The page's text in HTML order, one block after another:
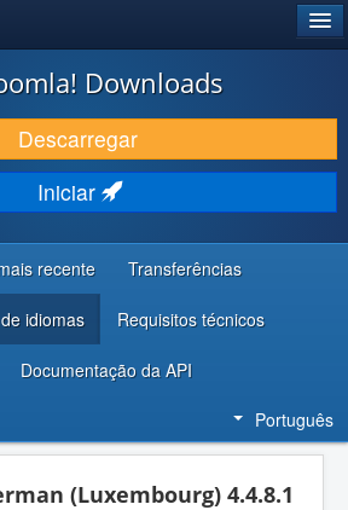
Downloads
Descarregar
Iniciar
recente Transferências
idiomas Requisitos técnicos
Documentação da API
Português
(Luxembourg) 4.4.8.1